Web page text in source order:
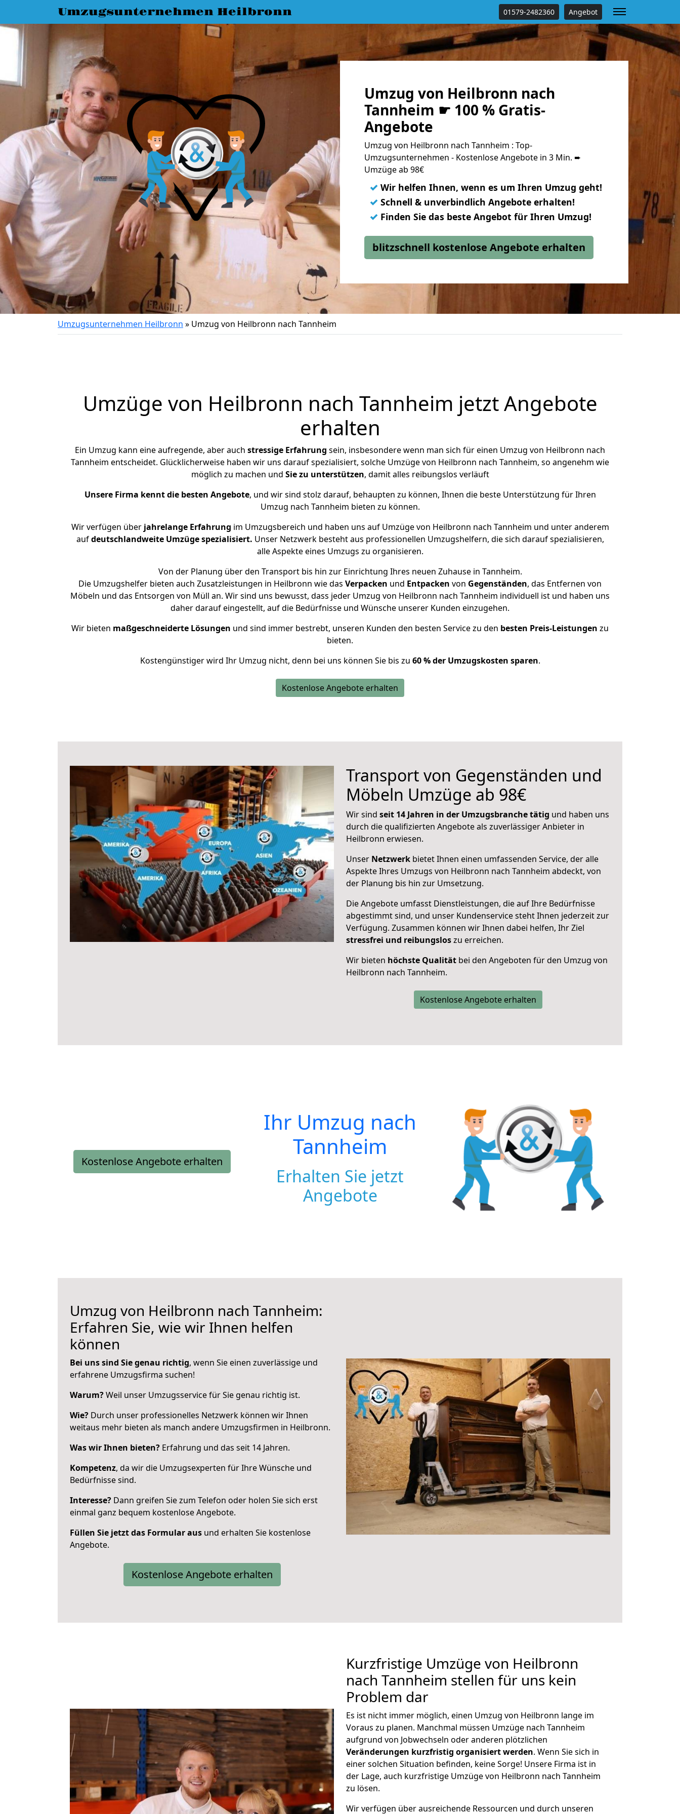
Umzugsunternehmen Heilbronn 01579-2482360 Angebot
Umzug von Heilbronn nach
Tannheim ☛ 100 % Gratis-
Angebote
Umzug von Heilbronn nach Tannheim : Top-
Umzugsunternehmen - Kostenlose Angebote in 3 Min. ➨
Umzüge ab 98€
✓ Wir helfen Ihnen, wenn es um Ihren Umzug geht!
✓ Schnell & unverbindlich Angebote erhalten!
✓ Finden Sie das beste Angebot für Ihren Umzug!
blitzschnell kostenlose Angebote erhalten
Umzugsunternehmen Heilbronn » Umzug von Heilbronn nach Tannheim
Umzüge von Heilbronn nach Tannheim jetzt Angebote
erhalten
Ein Umzug kann eine aufregende, aber auch stressige Erfahrung sein, insbesondere wenn man sich für einen Umzug von Heilbronn nach
Tannheim entscheidet. Glücklicherweise haben wir uns darauf spezialisiert, solche Umzüge von Heilbronn nach Tannheim, so angenehm wie
möglich zu machen und Sie zu unterstützen, damit alles reibungslos verläuft
Unsere Firma kennt die besten Angebote, und wir sind stolz darauf, behaupten zu können, Ihnen die beste Unterstützung für Ihren
Umzug nach Tannheim bieten zu können.
Wir verfügen überjahrelange Erfahrung im Umzugsbereich und haben uns auf Umzüge von Heilbronn nach Tannheim und unter anderem
aufdeutschlandweite Umzüge spezialisiert. Unser Netzwerk besteht aus professionellen Umzugshelfern, die sich darauf spezialisieren,
alle Aspekte eines Umzugs zu organisieren.
Von der Planung über den Transport bis hin zur Einrichtung Ihres neuen Zuhause in Tannheim.
Die Umzugshelfer bieten auch Zusatzleistungen in Heilbronn wie das Verpacken und Entpacken von Gegenständen, das Entfernen von
Möbeln und das Entsorgen von Müll an. Wir sind uns bewusst, dass jeder Umzug von Heilbronn nach Tannheim individuell ist und haben uns
daher darauf eingestellt, auf die Bedürfnisse und Wünsche unserer Kunden einzugehen.
Wir bieten maßgeschneiderte Lösungen und sind immer bestrebt, unseren Kunden den besten Service zu den besten Preis-Leistungen zu
bieten.
Kostengünstiger wird Ihr Umzug nicht, denn bei uns können Sie bis zu 60 % der Umzugskosten sparen.
Kostenlose Angebote erhalten
Transport von Gegenständen und
Möbeln Umzüge ab 98€
Wir sind seit 14 Jahren in der Umzugsbranche tätig und haben uns
durch die qualifizierten Angebote als zuverlässiger Anbieter in
Heilbronn erwiesen.
Unser Netzwerk bietet Ihnen einen umfassenden Service, der alle
Aspekte Ihres Umzugs von Heilbronn nach Tannheim abdeckt, von
der Planung bis hin zur Umsetzung.
Die Angebote umfasst Dienstleistungen, die auf Ihre Bedürfnisse
abgestimmt sind, und unser Kundenservice steht Ihnen jederzeit zur
Verfügung. Zusammen können wir Ihnen dabei helfen, Ihr Ziel
stressfrei und reibungsloszu erreichen.
Wir bieten höchste Qualität bei den Angeboten für den Umzug von
Heilbronn nach Tannheim.
Kostenlose Angebote erhalten
Kostenlose Angebote erhalten
Ihr Umzug nach
Tannheim
Erhalten Sie jetzt
Angebote
Umzug von Heilbronn nach Tannheim:
Erfahren Sie, wie wir Ihnen helfen
können
Bei uns sind Sie genau richtig, wenn Sie einen zuverlässige und
erfahrene Umzugsfirma suchen!
Warum?Weil unser Umzugsservice für Sie genau richtig ist.
Wie? Durch unser professionelles Netzwerk können wir Ihnen
weitaus mehr bieten als manch andere Umzugsfirmen in Heilbronn.
Was wir Ihnen bieten? Erfahrung und das seit 14 Jahren.
Kompetenz, da wir die Umzugsexperten für Ihre Wünsche und
Bedürfnisse sind.
Interesse? Dann greifen Sie zum Telefon oder holen Sie sich erst
einmal ganz bequem kostenlose Angebote.
Füllen Sie jetzt das Formular aus und erhalten Sie kostenlose
Angebote.
Kostenlose Angebote erhalten
Kurzfristige Umzüge von Heilbronn
nach Tannheim stellen für uns kein
Problem dar
Es ist nicht immer möglich, einen Umzug von Heilbronn lange im
Voraus zu planen. Manchmal müssen Umzüge nach Tannheim
aufgrund von Jobwechseln oder anderen plötzlichen
Veränderungen kurzfristig organisiert werden. Wenn Sie sich in
einer solchen Situation befinden, keine Sorge! Unsere Firma ist in
der Lage, auch kurzfristige Umzüge von Heilbronn nach Tannheim
zu lösen.
Wir verfügen über ausreichende Ressourcen und durch unseren